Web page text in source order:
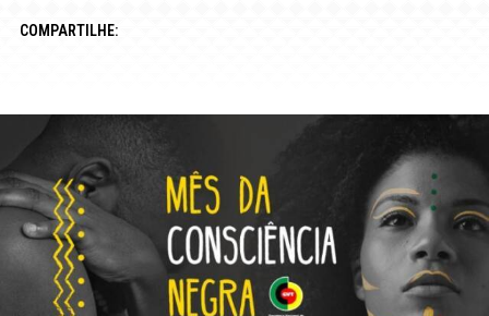
COMPARTILHE: